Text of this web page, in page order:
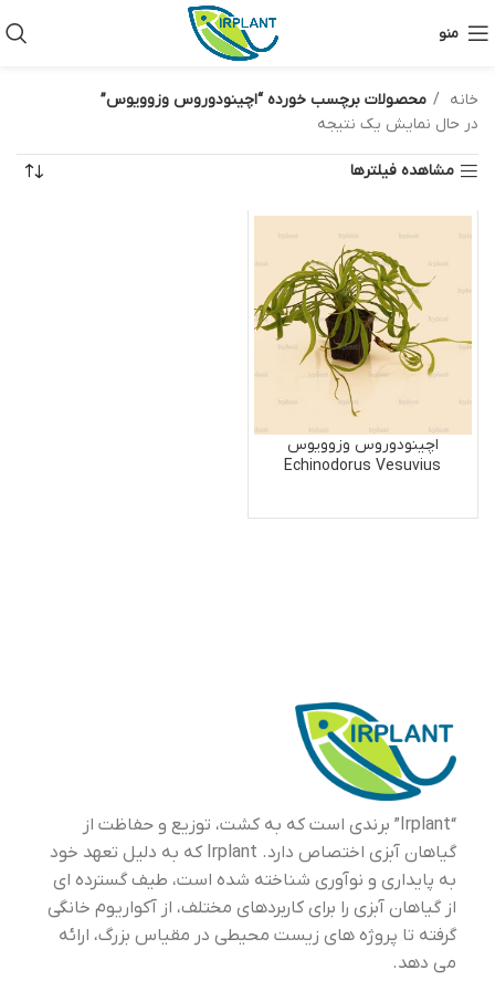
منو
خانه
محصولات برچسب خورده “اچینودوروس وزوویوس”
در حال نمایش یک نتیجه
مشاهده فیلترها
اچینودوروس وزوویوس
Echinodorus Vesuvius
“Irplant” برندی است که به کشت، توزیع و حفاظت از
گیاهان آبزی اختصاص دارد. Irplant که به دلیل تعهد خود
به پایداری و نوآوری شناخته شده است، طیف گسترده ای
از گیاهان آبزی را برای کاربردهای مختلف، از آکواریوم خانگی
گرفته تا پروژه های زیست محیطی در مقیاس بزرگ، ارائه
می دهد.